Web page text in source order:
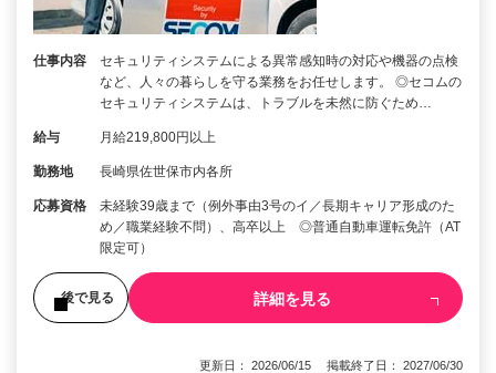
仕事内容
セキュリティシステムによる異常感知時の対応や機器の点検
など、人々の暮らしを守る業務をお任せします。 ◎セコムの
セキュリティシステムは、トラブルを未然に防ぐため…
給与 月給219,800円以上
勤務地 長崎県佐世保市内各所
応募資格
未経験39歳まで（例外事由3号のイ／長期キャリア形成のた
め／職業経験不問）、高卒以上 ◎普通自動車運転免許（AT
限定可）
後で見る 詳細を見る
更新日： 2026/06/15 掲載終了日： 2027/06/30